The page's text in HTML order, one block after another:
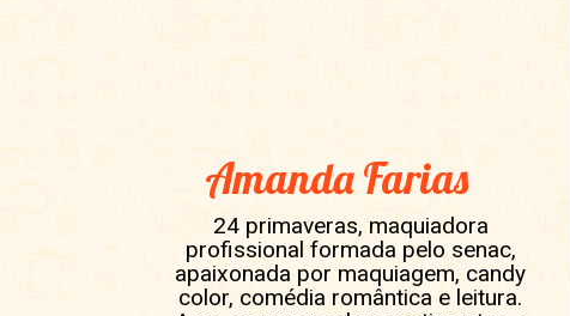
Amanda Farias
24 primaveras, maquiadora
profissional formada pelo senac,
apaixonada por maquiagem, candy
color, comédia romântica e leitura.